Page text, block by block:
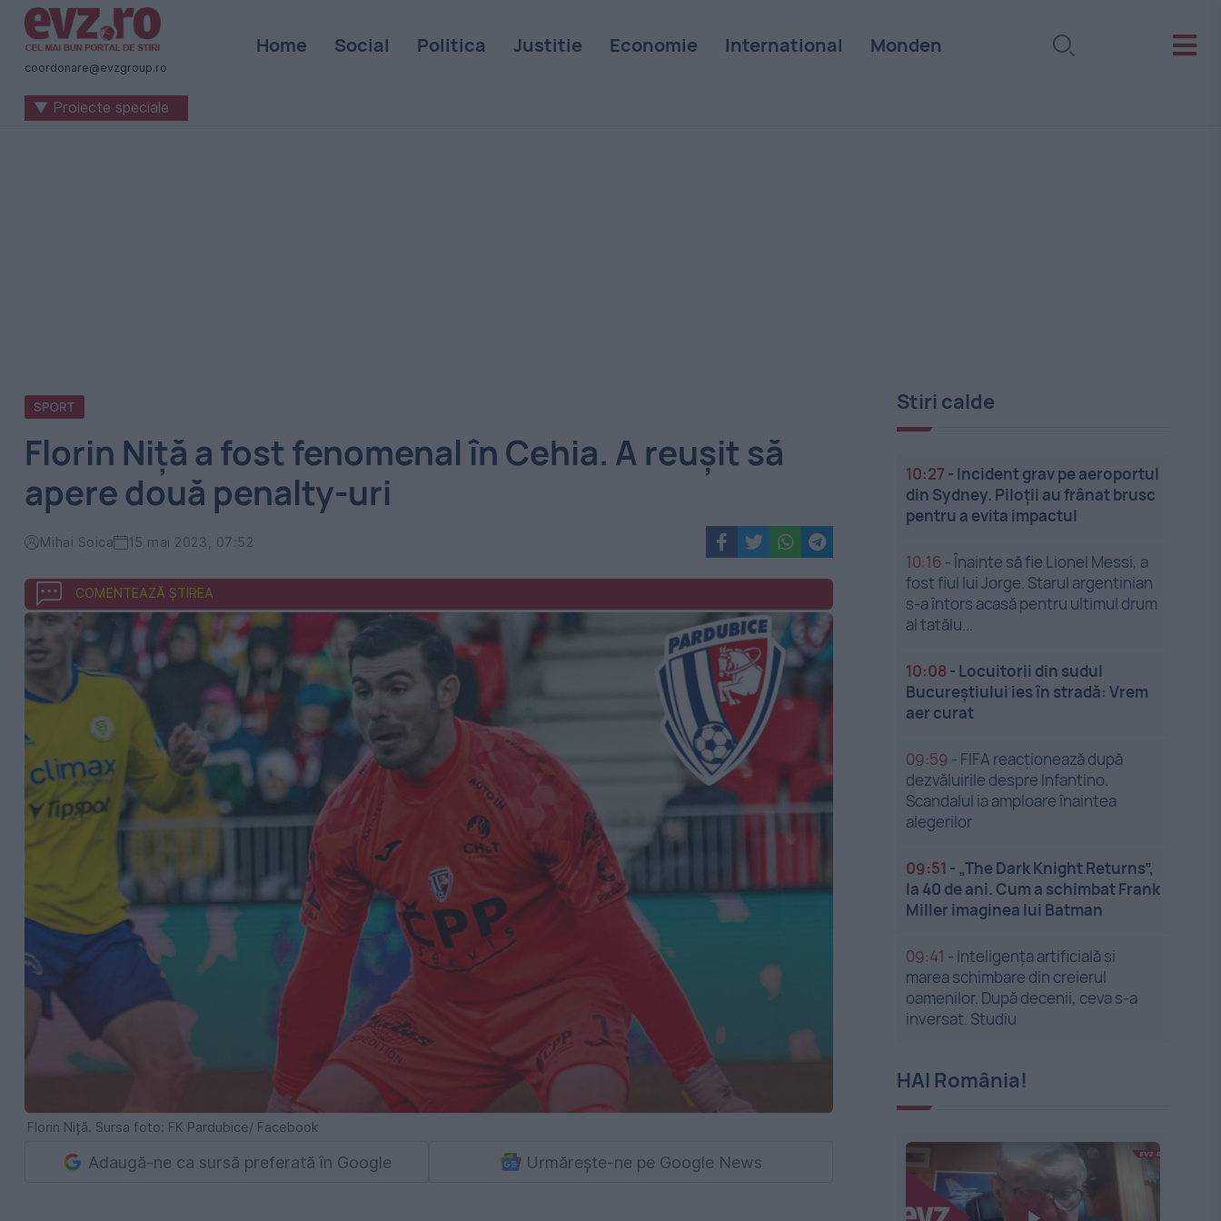
Știri
naționale
internaționale
coordonare@evzgroup.ro
Home Social Politica Justitie Economie International Monden
▼ Proiecte speciale
SPORT
Florin Niță a fost fenomenal în Cehia. A reușit să
apere două penalty-uri
Mihai Soica 15 mai 2023, 07:52
COMENTEAZĂ ȘTIREA
Florin Niță. Sursa foto: FK Pardubice/ Facebook
Adaugă-ne ca sursă preferată în Google Urmărește-ne pe Google News
Stiri calde
10:27 - Incident grav pe aeroportul
din Sydney. Piloții au frânat brusc
pentru a evita impactul
10:16 -Înainte să fie Lionel Messi, a
fost fiul lui Jorge. Starul argentinian
s-a întors acasă pentru ultimul drum
al tatălu...
10:08 - Locuitorii din sudul
Bucureștiului ies în stradă: Vrem
aer curat
09:59 - FIFA reacționează după
dezvăluirile despre Infantino.
Scandalul ia amploare înaintea
alegerilor
09:51 - „The Dark Knight Returns”,
la 40 de ani. Cum a schimbat Frank
Miller imaginea lui Batman
09:41 - Inteligența artificială și
marea schimbare din creierul
oamenilor. După decenii, ceva s-a
inversat. Studiu
HAI România!